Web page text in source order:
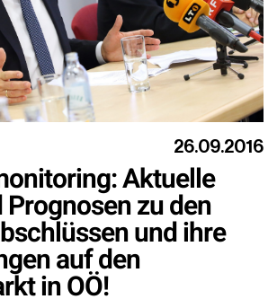
26.09.2016
Aktuelle
Prognosen zu den
und ihre
auf den
in OÖ!